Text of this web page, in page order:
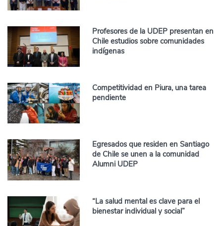
Profesores de la UDEP presentan en
Chile estudios sobre comunidades
indígenas
Competitividad en Piura, una tarea
pendiente
Egresados que residen en Santiago
de Chile se unen a la comunidad
Alumni UDEP
“La salud mental es clave para el
bienestar individual y social”